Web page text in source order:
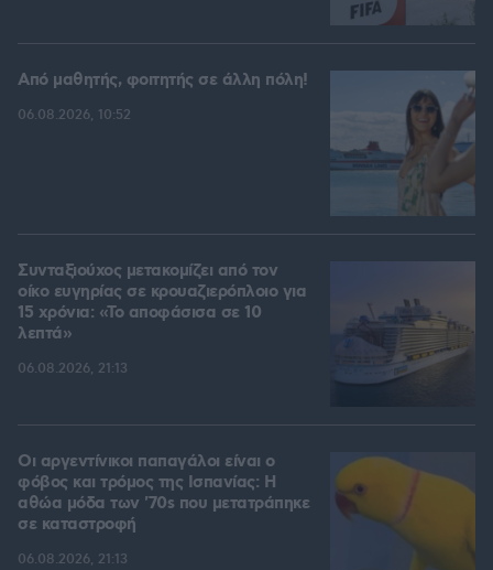
Από μαθητής, φοιτητής σε άλλη πόλη!
06.08.2026, 10:52
Συνταξιούχος μετακομίζει από τον
οίκο ευγηρίας σε κρουαζιερόπλοιο για
15 χρόνια: «Το αποφάσισα σε 10
λεπτά»
06.08.2026, 21:13
Οι αργεντίνικοι παπαγάλοι είναι ο
φόβος και τρόμος της Ισπανίας: Η
αθώα μόδα των '70s που μετατράπηκε
σε καταστροφή
06.08.2026, 21:13